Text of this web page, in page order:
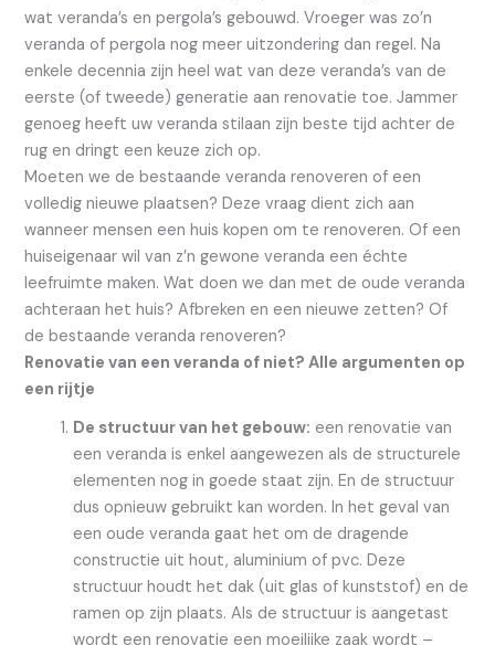
wat veranda’s en pergola’s gebouwd. Vroeger was zo’n
veranda of pergola nog meer uitzondering dan regel. Na
enkele decennia zijn heel wat van deze veranda’s van de
eerste (of tweede) generatie aan renovatie toe. Jammer
genoeg heeft uw veranda stilaan zijn beste tijd achter de
rug en dringt een keuze zich op.
Moeten we de bestaande veranda renoveren of een
volledig nieuwe plaatsen? Deze vraag dient zich aan
wanneer mensen een huis kopen om te renoveren. Of een
huiseigenaar wil van z’n gewone veranda een échte
leefruimte maken. Wat doen we dan met de oude veranda
achteraan het huis? Afbreken en een nieuwe zetten? Of
de bestaande veranda renoveren?
Renovatie van een veranda of niet? Alle argumenten op
een rijtje
De structuur van het gebouw: een renovatie van
een veranda is enkel aangewezen als de structurele
elementen nog in goede staat zijn. En de structuur
dus opnieuw gebruikt kan worden. In het geval van
een oude veranda gaat het om de dragende
constructie uit hout, aluminium of pvc. Deze
structuur houdt het dak (uit glas of kunststof) en de
ramen op zijn plaats. Als de structuur is aangetast
wordt een renovatie een moeilijke zaak wordt –